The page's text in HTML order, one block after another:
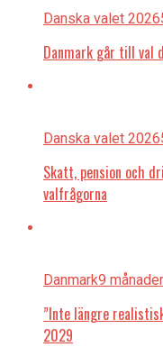
Danska valet 2026
Danmark går till val
Danska valet 2026
Skatt, pension och
valfrågorna
Danmark9
”Inte längre
2029